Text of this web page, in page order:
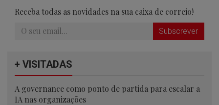
Receba todas as novidades na sua caixa de correio!
Subscrever
+ VISITADAS
A governance como ponto de partida para escalar a
IA nas organizações